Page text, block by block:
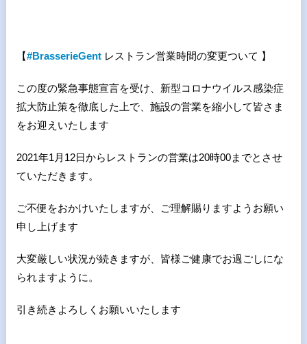
【#BrasserieGentレストラン営業時間の変更ついて 】
この度の緊急事態宣言を受け、新型コロナウイルス感染症
拡大防止策を徹底した上で、施設の営業を縮小して皆さま
をお迎えいたします
2021年1月12日からレストランの営業は20時00までとさせ
ていただきます。
ご不便をおかけいたしますが、ご理解賜りますようお願い
申し上げます
大変厳しい状況が続きますが、皆様ご健康でお過ごしにな
られますように。
引き続きよろしくお願いいたします